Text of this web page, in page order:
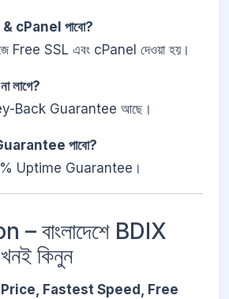
cPanel পাবো?
Free SSL এবং cPanel দেওয়া হয়।
লাগে?
Back Guarantee আছে।
পাবো?
Uptime Guarantee।
বাংলাদেশে BDIX
কিনুন
Fastest Speed, Free